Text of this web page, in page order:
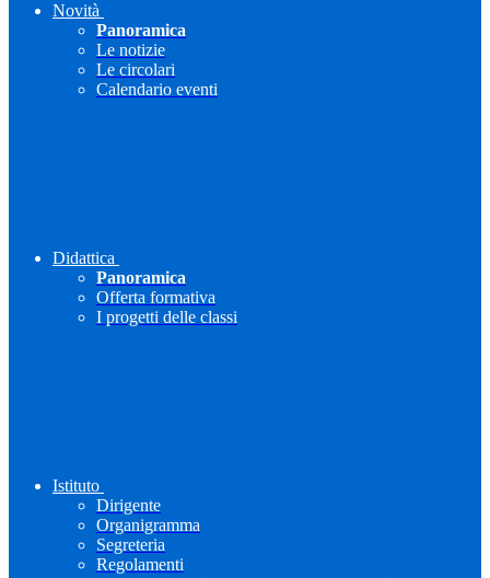
Novità
Panoramica
Le notizie
Le circolari
Calendario eventi
Didattica
Panoramica
Offerta formativa
I progetti delle classi
Istituto
Dirigente
Organigramma
Segreteria
Regolamenti